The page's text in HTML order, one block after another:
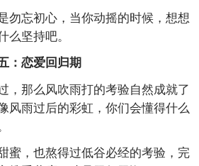
勿忘初心，当你动摇的时候，想想
坚持吧。
：恋爱回归期
，那么风吹雨打的考验自然成就了
风雨过后的彩虹，你们会懂得什么
蜜，也熬得过低谷必经的考验，完